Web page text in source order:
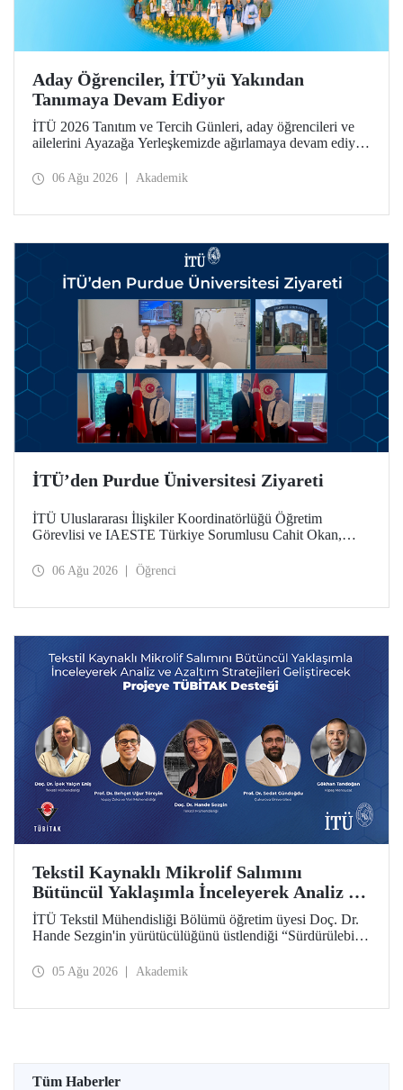
Aday Öğrenciler, İTÜ’yü Yakından
Tanımaya Devam Ediyor
İTÜ 2026 Tanıtım ve Tercih Günleri, aday öğrencileri ve
ailelerini Ayazağa Yerleşkemizde ağırlamaya devam ediyor.
ilgili fakülte ve birimler adaylara bilgi vermeye devam
06 Ağu 2026 Akademik
İTÜ’den Purdue Üniversitesi Ziyareti
İTÜ Uluslararası İlişkiler Koordinatörlüğü Öğretim
Görevlisi ve IAESTE Türkiye Sorumlusu Cahit Okan,
Temmuz tarihlerinde ABD’de dünyanın önde gelen
06 Ağu 2026 Öğrenci
Tekstil Kaynaklı Mikrolif Salımını
Bütüncül Yaklaşımla İnceleyerek Analiz ve
Azaltım Stratejileri Geliştirecek Projeye
TÜBİTAK Desteği
İTÜ Tekstil Mühendisliği Bölümü öğretim üyesi Doç. Dr.
Hande Sezgin'in yürütücülüğünü üstlendiği “Sürdürülebilir
Koşullarına Bağlı Mikrolif Salımı: Aşınma, UV Maruziyeti
05 Ağu 2026 Akademik
Tüm Haberler